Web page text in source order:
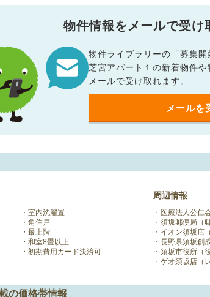
物件情報をメールで受け
物件ライブラリーの「募集開
芝宮アパート１の新着物件
メールで受け取れます。
メールを
室内洗濯置
角住戸
最上階
和室8畳以上
初期費用カード決済可
周辺情報
医療法人公仁
須坂郵便局（
イオン須坂店
長野県須坂創
須坂市役所（
ゲオ須坂店（
の価格帯情報